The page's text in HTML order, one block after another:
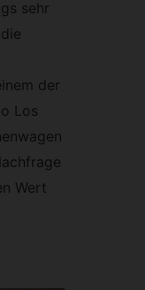
sehr
der
Los
Wert